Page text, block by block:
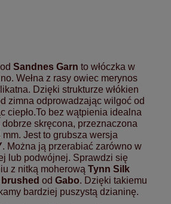
od Sandnes Garn to włóczka w
Wełna z rasy owiec merynos
Dzięki strukturze włókien
zimna odprowadzając wilgoć od
ciepło.To bez wątpienia idealna
dobrze skręcona, przeznaczona
mm. Jest to grubsza wersja
. Można ją przerabiać zarówno w
lub podwójnej. Sprawdzi się
z nitką moherową Tynn Silk
od Gabo. Dzięki takiemu
bardziej puszystą dzianinę.